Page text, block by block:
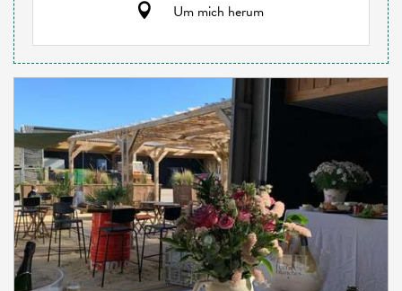
Um mich herum